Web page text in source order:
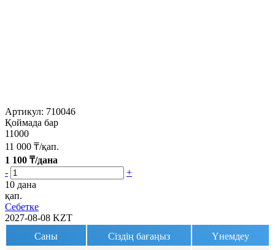
Артикул: 710046
Қоймада бар
11000
11 000 ₸/қап.
1 100 ₸/дана
-
+
10 дана
қап.
Себетке
2027-08-08 KZT
Саны
Сіздің бағаңыз Үнемдеу